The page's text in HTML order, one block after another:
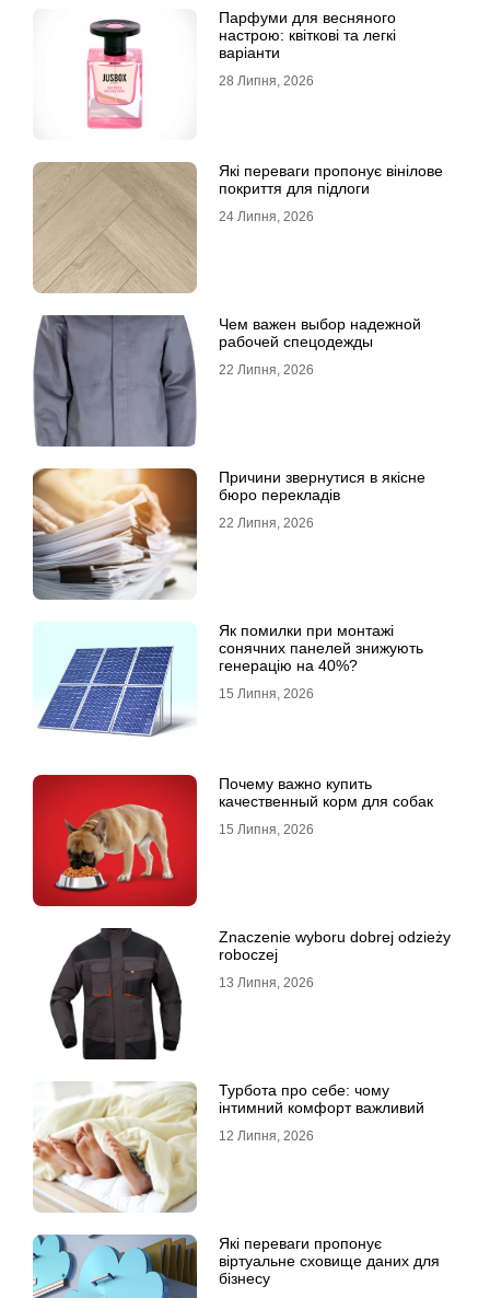
Парфуми для весняного
настрою: квіткові та легкі
варіанти
28 Липня, 2026
Які переваги пропонує вінілове
покриття для підлоги
24 Липня, 2026
Чем важен выбор надежной
рабочей спецодежды
22 Липня, 2026
Причини звернутися в якісне
бюро перекладів
22 Липня, 2026
Як помилки при монтажі
сонячних панелей знижують
генерацію на 40%?
15 Липня, 2026
Почему важно купить
качественный корм для собак
15 Липня, 2026
Znaczenie wyboru dobrej odzieży
roboczej
13 Липня, 2026
Турбота про себе: чому
інтимний комфорт важливий
12 Липня, 2026
Які переваги пропонує
віртуальне сховище даних для
бізнесу